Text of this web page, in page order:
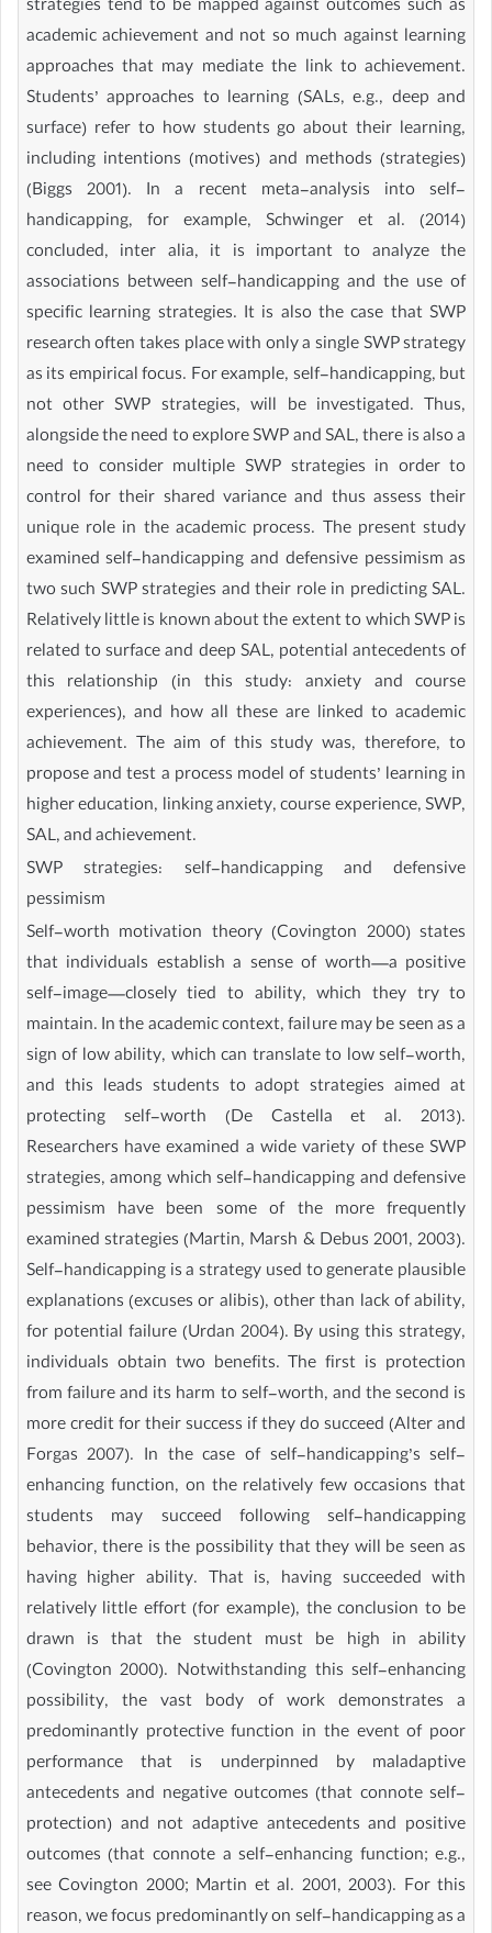
strategies tend to be mapped against outcomes such as
academic achievement and not so much against learning
approaches that may mediate the link to achievement.
Students’ approaches to learning (SALs, e.g., deep and
surface) refer to how students go about their learning,
including intentions (motives) and methods (strategies)
(Biggs 2001). In a recent meta-analysis into self-
handicapping, for example, Schwinger et al. (2014)
concluded, inter alia, it is important to analyze the
associations between self-handicapping and the use of
specific learning strategies. It is also the case that SWP
research often takes place with only a single SWP strategy
as its empirical focus. For example, self-handicapping, but
not other SWP strategies, will be investigated. Thus,
alongside the need to explore SWP and SAL, there is also a
need to consider multiple SWP strategies in order to
control for their shared variance and thus assess their
unique role in the academic process. The present study
examined self-handicapping and defensive pessimism as
two such SWP strategies and their role in predicting SAL.
Relatively little is known about the extent to which SWP is
related to surface and deep SAL, potential antecedents of
this relationship (in this study: anxiety and course
experiences), and how all these are linked to academic
achievement. The aim of this study was, therefore, to
propose and test a process model of students’ learning in
higher education, linking anxiety, course experience, SWP,
SAL, and achievement.
SWP strategies: self-handicapping and defensive
pessimism
Self-worth motivation theory (Covington 2000) states
that individuals establish a sense of worth—a positive
self-image—closely tied to ability, which they try to
maintain. In the academic context, failure may be seen as a
sign of low ability, which can translate to low self-worth,
and this leads students to adopt strategies aimed at
protecting self-worth (De Castella et al. 2013).
Researchers have examined a wide variety of these SWP
strategies, among which self-handicapping and defensive
pessimism have been some of the more frequently
examined strategies (Martin, Marsh & Debus 2001, 2003).
Self-handicapping is a strategy used to generate plausible
explanations (excuses or alibis), other than lack of ability,
for potential failure (Urdan 2004). By using this strategy,
individuals obtain two benefits. The first is protection
from failure and its harm to self-worth, and the second is
more credit for their success if they do succeed (Alter and
Forgas 2007). In the case of self-handicapping’s self-
enhancing function, on the relatively few occasions that
students may succeed following self-handicapping
behavior, there is the possibility that they will be seen as
having higher ability. That is, having succeeded with
relatively little effort (for example), the conclusion to be
drawn is that the student must be high in ability
(Covington 2000). Notwithstanding this self-enhancing
possibility, the vast body of work demonstrates a
predominantly protective function in the event of poor
performance that is underpinned by maladaptive
antecedents and negative outcomes (that connote self-
protection) and not adaptive antecedents and positive
outcomes (that connote a self-enhancing function; e.g.,
see Covington 2000; Martin et al. 2001, 2003). For this
reason, we focus predominantly on self-handicapping as a